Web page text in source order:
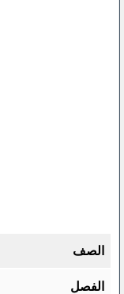
الصف
الفصل